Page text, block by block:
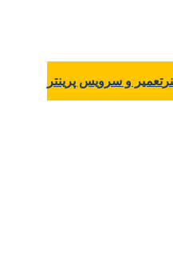
تعمیر و سرویس پرینتر